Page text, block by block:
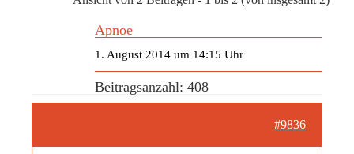
Apnoe
1. August 2014 um 14:15 Uhr
Beitragsanzahl: 408
#9836